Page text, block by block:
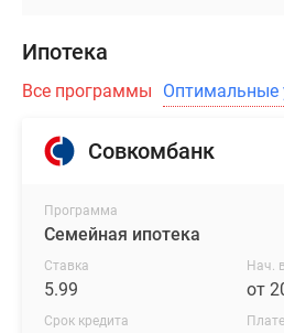
Ипотека
Все программы Оптимальные
Совкомбанк
Программа
Семейная ипотека
Ставка
5.99
Нач.
от
Срок кредита